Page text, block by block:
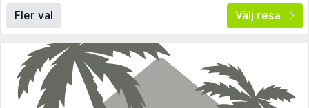
Fler val Välj resa